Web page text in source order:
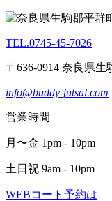
TEL.0745-45-7026
〒636-0914 奈良県生
info@buddy-futsal.com
営業時間
月〜金 1pm - 10pm
土日祝 9am - 10pm
WEBコート予約は